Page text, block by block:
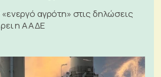
αγρότη» στις δηλώσεις
η ΑΑΔΕ